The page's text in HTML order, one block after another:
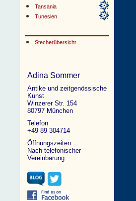
Tansania
Tunesien
Stecherübersicht
Adina Sommer
Antike und zeitgenössische
Kunst
Winzerer Str. 154
80797 München
Telefon
+49 89 304714
Öffnungszeiten
Nach telefonischer
Vereinbarung.